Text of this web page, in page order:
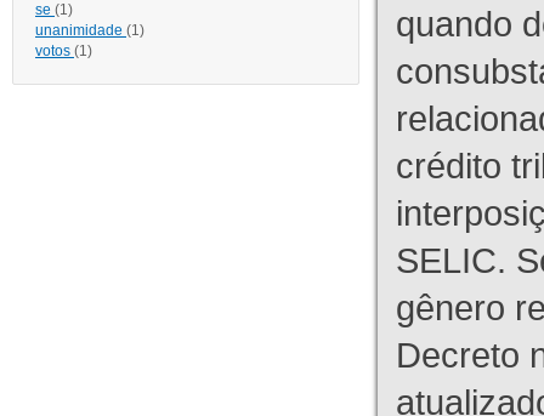
se (1)
unanimidade (1)
votos (1)
quando
crédito
SELIC.
gênero
Decreto